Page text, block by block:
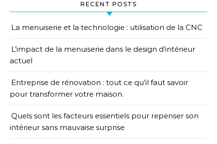
RECENT POSTS
La menuiserie et la technologie : utilisation de la CNC
L’impact de la menuiserie dans le design d’intérieur
actuel
Entreprise de rénovation : tout ce qu’il faut savoir
pour transformer votre maison.
Quels sont les facteurs essentiels pour repenser son
intérieur sans mauvaise surprise